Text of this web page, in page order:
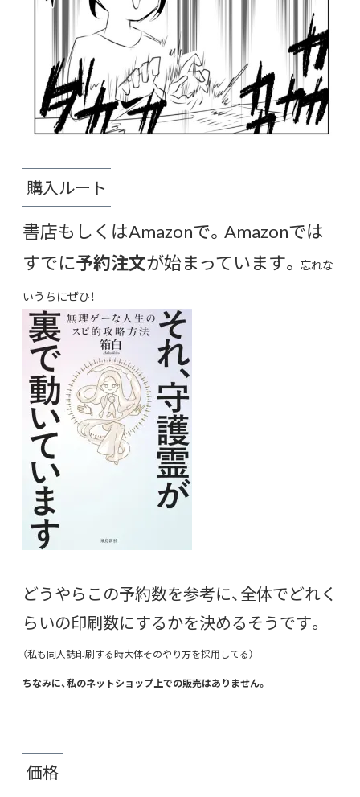
購入ルート
書店もしくはAmazonで。Amazonでは
すでに予約注文が始まっています。 忘れな
いうちにぜひ！
どうやらこの予約数を参考に、全体でどれく
らいの印刷数にするかを決めるそうです。
（私も同人誌印刷する時大体そのやり方を採用してる）
ちなみに、私のネットショップ上での販売はありません。
価格